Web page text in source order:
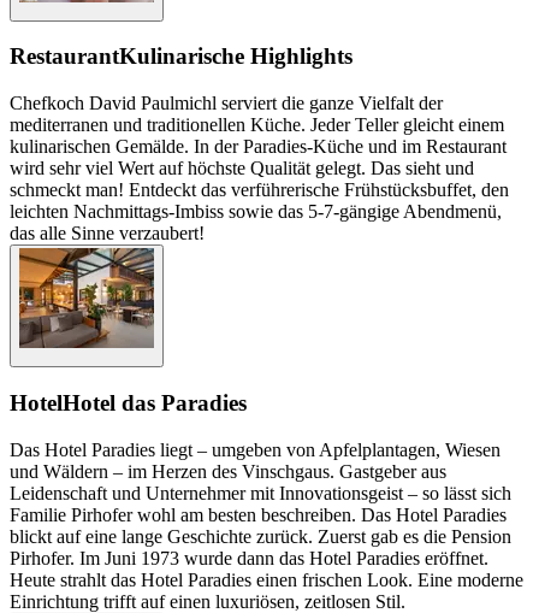
RestaurantKulinarische Highlights
Chefkoch David Paulmichl serviert die ganze Vielfalt der
mediterranen und traditionellen Küche. Jeder Teller gleicht einem
kulinarischen Gemälde. In der Paradies-Küche und im Restaurant
wird sehr viel Wert auf höchste Qualität gelegt. Das sieht und
schmeckt man! Entdeckt das verführerische Frühstücksbuffet, den
leichten Nachmittags-Imbiss sowie das 5-7-gängige Abendmenü,
das alle Sinne verzaubert!
HotelHotel das Paradies
Das Hotel Paradies liegt – umgeben von Apfelplantagen, Wiesen
und Wäldern – im Herzen des Vinschgaus. Gastgeber aus
Leidenschaft und Unternehmer mit Innovationsgeist – so lässt sich
Familie Pirhofer wohl am besten beschreiben. Das Hotel Paradies
blickt auf eine lange Geschichte zurück. Zuerst gab es die Pension
Pirhofer. Im Juni 1973 wurde dann das Hotel Paradies eröffnet.
Heute strahlt das Hotel Paradies einen frischen Look. Eine moderne
Einrichtung trifft auf einen luxuriösen, zeitlosen Stil.